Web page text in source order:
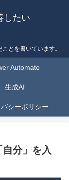
したい
とを書いています。
Automate
生成AI
シーポリシー
分」を入